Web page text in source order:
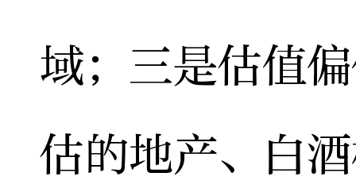
域；三是估值
估的地产、白